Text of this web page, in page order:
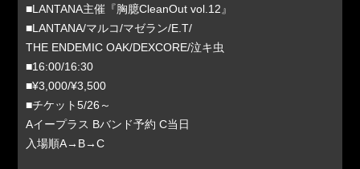
■LANTANA主催『胸臆CleanOut vol.12』
■LANTANA/マルコ/マゼラン/E.T/
THE ENDEMIC OAK/DEXCORE/泣キ虫
■16:00/16:30
■¥3,000/¥3,500
■チケット5/26～
Aイープラス Bバンド予約 C当日
入場順A→B→C